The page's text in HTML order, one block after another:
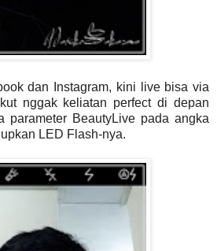
dan Instagram, kini live bisa via
nggak keliatan perfect di depan
parameter BeautyLive pada angka
LED Flash-nya.